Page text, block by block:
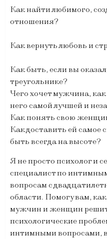
Как найти любимого,
отношения?
Как вернуть любовь и
Как быть, если вы
треугольнике?
Чего хочет мужчина,
него самой лучшей и
Как понять свою
Как доставить ей самое
быть всегда на высоте?
Я не просто психолог и
специалист по
вопросам с
области. Помогу вам,
мужчин и женщин
психологические
интимными вопросами,